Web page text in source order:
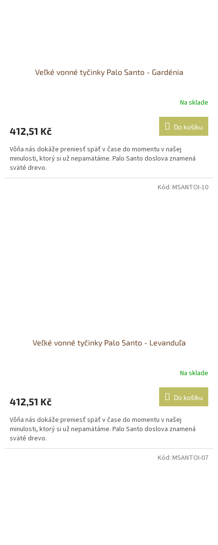
Veľké vonné tyčinky Palo Santo - Gardénia
Na sklade
412,51 Kč Do košíku
Vôňa nás dokáže preniesť späť v čase do momentu v našej
minulosti, ktorý si už nepamätáme. Palo Santo doslova znamená
sväté drevo.
Veľké vonné tyčinky Palo Santo - Levanduľa
Na sklade
412,51 Kč Do košíku
Vôňa nás dokáže preniesť späť v čase do momentu v našej
minulosti, ktorý si už nepamätáme. Palo Santo doslova znamená
sväté drevo.
Kód: MSANTOI-10
Kód: MSANTOI-07